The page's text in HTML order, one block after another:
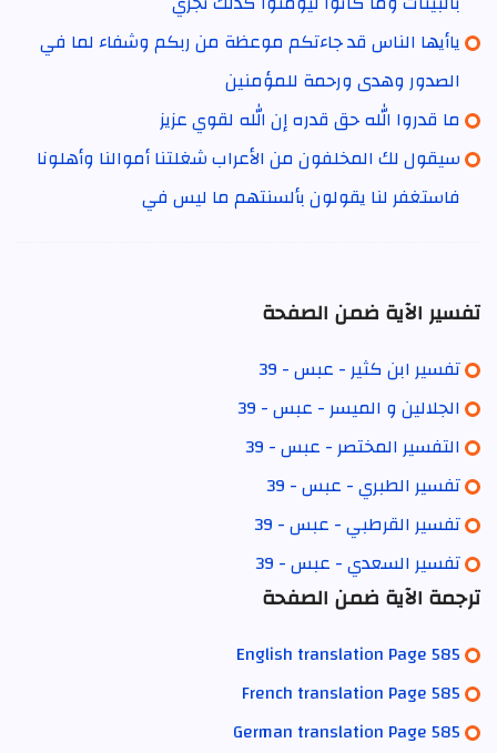
ياأيها الناس قد جاءتكم موعظة من ربكم وشفاء لما في
الصدور وهدى ورحمة للمؤمنين
ما قدروا الله حق قدره إن الله لقوي عزيز
سيقول لك المخلفون من الأعراب شغلتنا أموالنا وأهلونا
فاستغفر لنا يقولون بألسنتهم ما ليس في
تفسير الآية ضمن الصفحة
تفسير ابن كثير - عبس - 39
الجلالين و الميسر - عبس - 39
التفسير المختصر - عبس - 39
تفسير الطبري - عبس - 39
تفسير القرطبي - عبس - 39
تفسير السعدي - عبس - 39
ترجمة الآية ضمن الصفحة
English translation Page 585
French translation Page 585
German translation Page 585